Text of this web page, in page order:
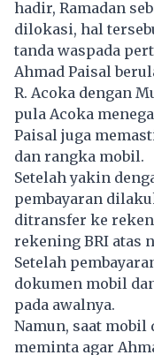
hadir, Ramadan
dilokasi, hal
tanda waspada
Ahmad Paisal
R. Acoka dengan
pula Acoka
Paisal juga
dan rangka mobil.
Setelah yakin
pembayaran
ditransfer ke
rekening BRI atas
Setelah
dokumen mobil
pada awalnya.
Namun, saat mobil
meminta agar